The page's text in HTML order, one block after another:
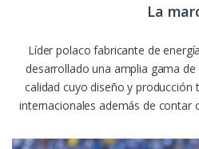
La
Líder polaco fabricante de
desarrollado una amplia gama
calidad cuyo diseño y producción
internacionales además de contar